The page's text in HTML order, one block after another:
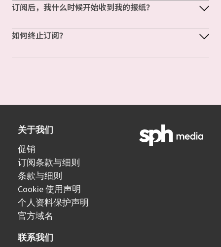
订阅后，我什么时候开始收到我的报纸？
如何终止订阅？
关于我们
促销
订阅条款与细则
条款与细则
Cookie 使用声明
个人资料保护声明
官方域名
联系我们